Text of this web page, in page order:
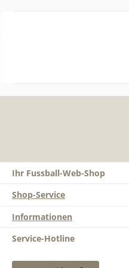
Ihr Fussball-Web-Shop
Shop-Service
Informationen
Service-Hotline